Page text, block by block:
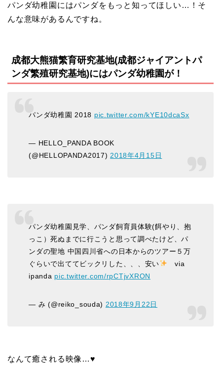
パンダ幼稚園にはパンダをもっと知ってほしい…！そ
んな意味があるんですね。
成都大熊猫繁育研究基地(成都ジャイアントパ
ンダ繁殖研究基地)にはパンダ幼稚園が！
パンダ幼稚園 2018 pic.twitter.com/kYE10dcaSx
— HELLO_PANDA BOOK
(@HELLOPANDA2017)2018年4月15日
パンダ幼稚園見学、パンダ飼育員体験(餌やり、抱
っこ）死ぬまでに行こうと思って調べたけど、パ
ンダの聖地 中国四川省への日本からのツアー５万
ぐらいで出ててビックリした、、、安い
via
ipanda pic.twitter.com/rpCTjvXRON
— み (@reiko_souda) 2018年9月22日
なんて癒される映像…♥